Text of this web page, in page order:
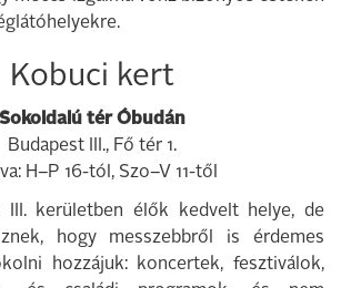
Kobuci kert
Sokoldalú tér Óbudán
Budapest III., Fő tér 1.
H–P 16-tól, Szo–V 11-től
kerületben élők kedvelt helye, de
hogy messzebbről is érdemes
hozzájuk: koncertek, fesztiválok,